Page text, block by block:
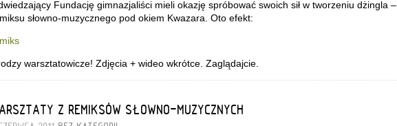
Fundację gimnazjaliści mieli okazję spróbować swoich sił w tworzeniu dżingla –
słowno-muzycznego pod okiem Kwazara. Oto efekt:
warsztatowicze! Zdjęcia + wideo wkrótce. Zaglądajcie.
Z REMIKSÓW SŁOWNO-MUZYCZNYCH